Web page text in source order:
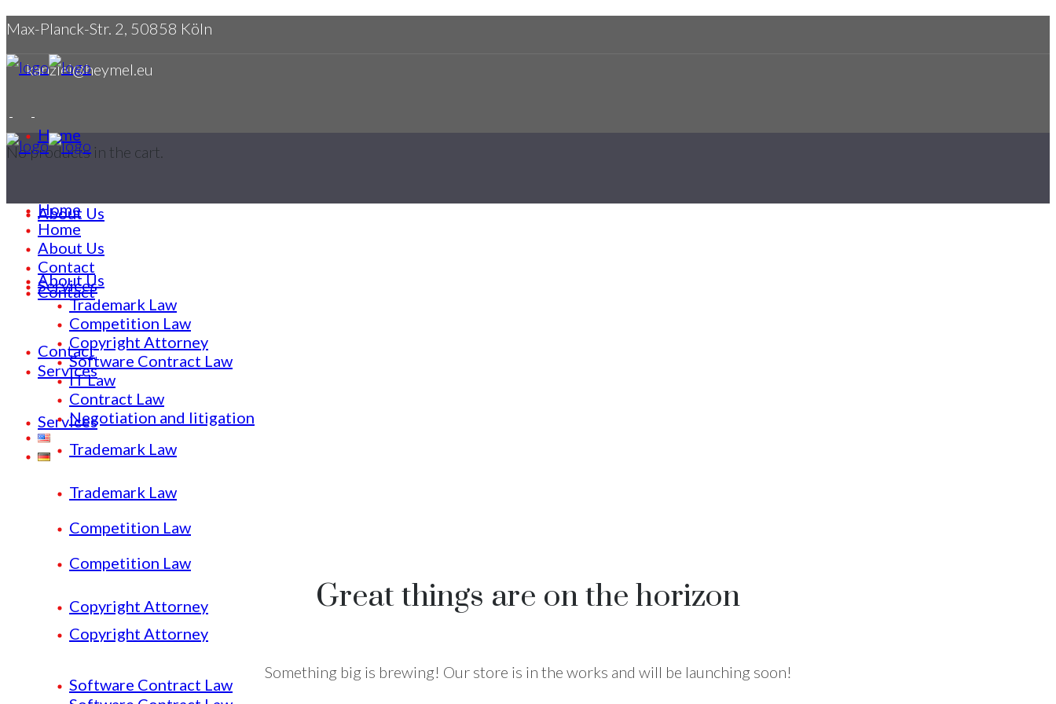
Max-Planck-Str. 2, 50858 Köln
kanzlei@heymel.eu
No products in the cart.
Home
About Us
Contact
Services
Trademark Law
Competition Law
Copyright Attorney
Software Contract Law
Home
About Us
Contact
Services
Trademark Law
Competition Law
Copyright Attorney
Home
About Us
Contact
Services
Trademark Law
Competition Law
Copyright Attorney
Software Contract Law
IT Law
Contract Law
Negotiation and litigation
Great things are on the horizon
Something big is brewing! Our store is in the works and will be launching soon!